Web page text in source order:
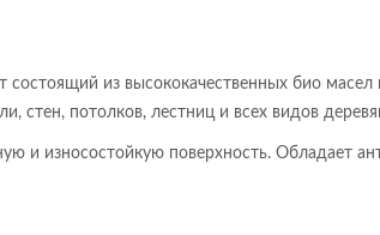
состоящий из высококачественных био
стен, потолков, лестниц и всех видов
и износостойкую поверхность. Обладает